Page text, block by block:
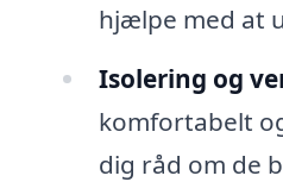
hjælpe med at
Isolering og
komfortabelt
dig råd om de